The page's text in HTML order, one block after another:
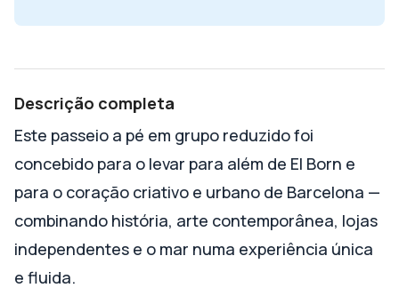
Descrição completa
Este passeio a pé em grupo reduzido foi
concebido para o levar para além de El Born e
para o coração criativo e urbano de Barcelona —
combinando história, arte contemporânea, lojas
independentes e o mar numa experiência única
e fluida.